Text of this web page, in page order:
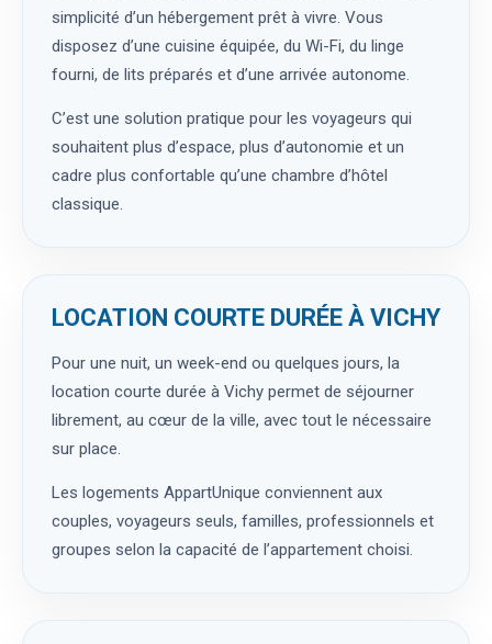
simplicité d’un hébergement prêt à vivre. Vous
disposez d’une cuisine équipée, du Wi-Fi, du linge
fourni, de lits préparés et d’une arrivée autonome.
C’est une solution pratique pour les voyageurs qui
souhaitent plus d’espace, plus d’autonomie et un
cadre plus confortable qu’une chambre d’hôtel
classique.
LOCATION COURTE DURÉE À VICHY
Pour une nuit, un week-end ou quelques jours, la
location courte durée à Vichy permet de séjourner
librement, au cœur de la ville, avec tout le nécessaire
sur place.
Les logements AppartUnique conviennent aux
couples, voyageurs seuls, familles, professionnels et
groupes selon la capacité de l’appartement choisi.